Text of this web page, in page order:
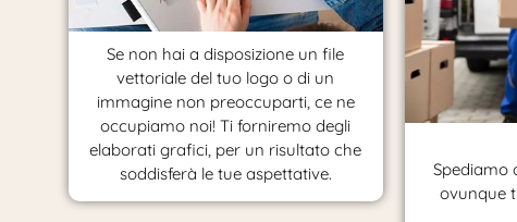
Se non hai a disposizione un file
vettoriale del tuo logo o di un
immagine non preoccuparti, ce ne
occupiamo noi! Ti forniremo degli
elaborati grafici, per un risultato che
soddisferà le tue aspettative.
Spediamo
ovunque